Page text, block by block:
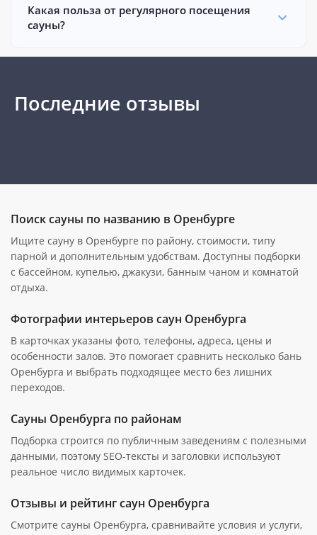
Какая польза от регулярного посещения
сауны?
Последние отзывы
Поиск сауны по названию в Оренбурге
Ищите сауну в Оренбурге по району, стоимости, типу
парной и дополнительным удобствам. Доступны подборки
с бассейном, купелью, джакузи, банным чаном и комнатой
отдыха.
Фотографии интерьеров саун Оренбурга
В карточках указаны фото, телефоны, адреса, цены и
особенности залов. Это помогает сравнить несколько бань
Оренбурга и выбрать подходящее место без лишних
переходов.
Сауны Оренбурга по районам
Подборка строится по публичным заведениям с полезными
данными, поэтому SEO-тексты и заголовки используют
реальное число видимых карточек.
Отзывы и рейтинг саун Оренбурга
Смотрите сауны Оренбурга, сравнивайте условия и услуги,